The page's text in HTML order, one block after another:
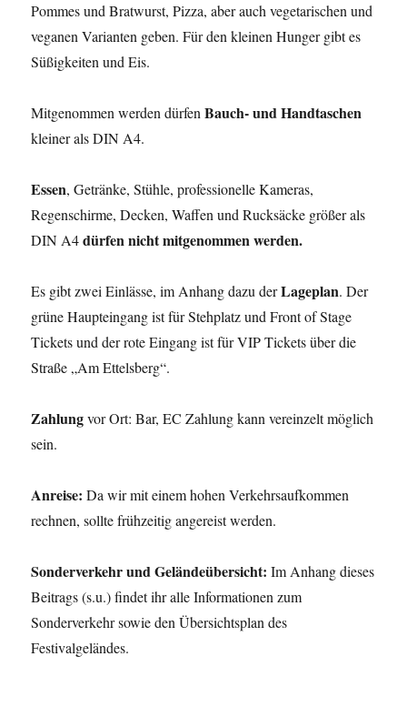
Pommes und Bratwurst, Pizza, aber auch vegetarischen und
veganen Varianten geben. Für den kleinen Hunger gibt es
Süßigkeiten und Eis.
Mitgenommen werden dürfenBauch- und Handtaschen
kleiner als DIN A4.
Essen, Getränke, Stühle, professionelle Kameras,
Regenschirme, Decken, Waffen und Rucksäcke größer als
DIN A4dürfen nicht mitgenommen werden.
Es gibt zwei Einlässe, im Anhang dazu derLageplan. Der
grüne Haupteingang ist für Stehplatz und Front of Stage
Tickets und der rote Eingang ist für VIP Tickets über die
Straße „Am Ettelsberg“.
Zahlungvor Ort: Bar, EC Zahlung kann vereinzelt möglich
sein.
Anreise: Da wir mit einem hohen Verkehrsaufkommen
rechnen, sollte frühzeitig angereist werden.
Sonderverkehr und Geländeübersicht: Im Anhang dieses
Beitrags (s.u.) findet ihr alle Informationen zum
Sonderverkehr sowie den Übersichtsplan des
Festivalgeländes.